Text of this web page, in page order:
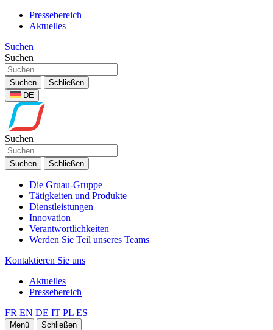
Pressebereich
Aktuelles
Suchen
Suchen
Suchen
Schließen
DE
Suchen
Suchen Schließen
Die Gruau-Gruppe
Tätigkeiten und Produkte
Dienstleistungen
Innovation
Verantwortlichkeiten
Werden Sie Teil unseres Teams
Kontaktieren Sie uns
Aktuelles
Pressebereich
FR EN DE IT PL ES
Menü Schließen